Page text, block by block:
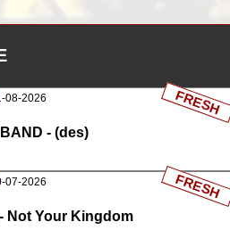
08-2026
- (des)
FRESH
07-2026
Not Your Kingdom
FRESH